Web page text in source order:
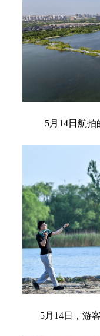
5月14日航拍
5月14日，游